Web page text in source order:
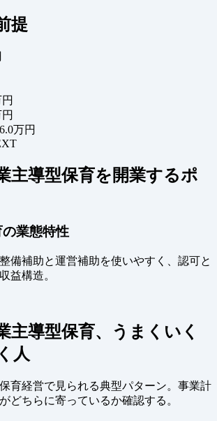
提
万円
主導型保育を開業するポ
業態特性
備補助と運営補助を使いやすく、認可と
益構造。
主導型保育、うまくいく
人
育経営で見られる典型パターン。事業計
どちらに寄っているか確認する。